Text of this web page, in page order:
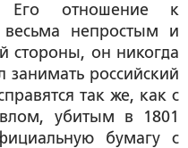
Его отношение к
весьма непростым и
стороны, он никогда
российский
так же, как с
убитым в 1801
бумагу с